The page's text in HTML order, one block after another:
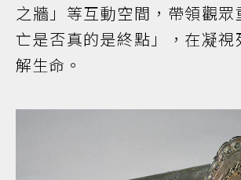
之牆」等互動空間，帶領觀眾
亡是否真的是終點」，在凝視
解生命。